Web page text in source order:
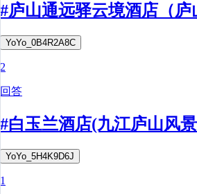
#庐山通远驿云境酒店（
YoYo_0B4R2A8C
2
回答
#白玉兰酒店(九江庐山风
YoYo_5H4K9D6J
1